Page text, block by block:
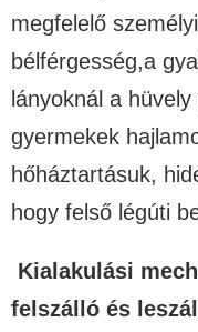
megfelelő
bélférgesség,a
lányoknál a
gyermekek
hőháztartásuk,
hogy felső légúti
Kialakulási
felszálló és